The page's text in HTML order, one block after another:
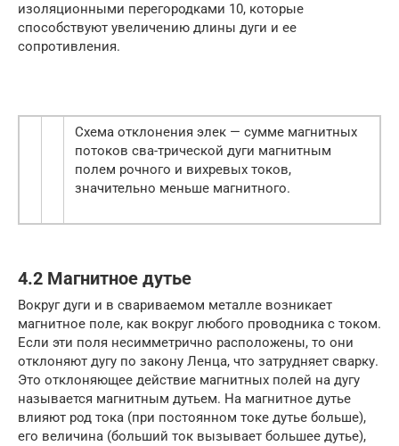
изоляционными перегородками 10, которые
способствуют увеличению длины дуги и ее
сопротивления.
Схема отклонения элек — сумме магнитных
потоков сва-трической дуги магнитным
полем рочного и вихревых токов,
значительно меньше магнитного.
4.2 Магнитное дутье
Вокруг дуги и в свариваемом металле возникает
магнитное поле, как вокруг любого проводника с током.
Если эти поля несимметрично расположены, то они
отклоняют дугу по закону Ленца, что затрудняет сварку.
Это отклоняющее действие магнитных полей на дугу
называется магнитным дутьем. На магнитное дутье
влияют род тока (при постоянном токе дутье больше),
его величина (больший ток вызывает большее дутье),